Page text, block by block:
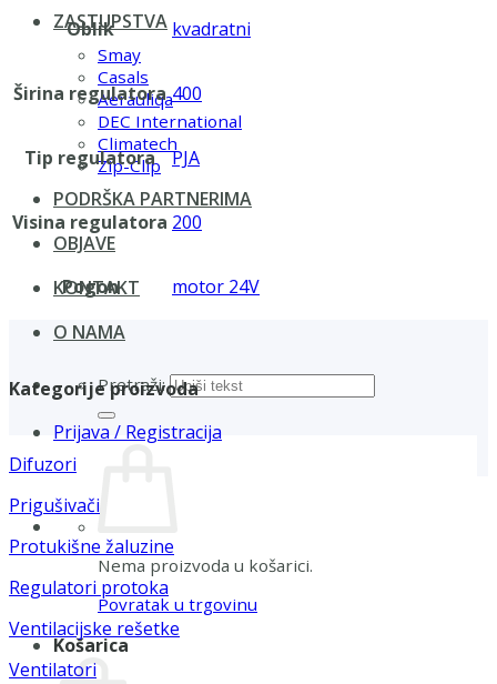
ZASTUPSTVA
Smay
Casals
Aerauliqa
DEC International
Climatech
Zip-Clip
PODRŠKA PARTNERIMA
OBJAVE
KONTAKT
O NAMA
Pretraži:
Prijava / Registracija
Nema proizvoda u košarici.
Povratak u trgovinu
Košarica
Oblik kvadratni
Širina regulatora 400
Tip regulatora PJA
Visina regulatora 200
Pogon motor 24V
Kategorije proizvoda
Difuzori
Prigušivači
Protukišne žaluzine
Regulatori protoka
Ventilacijske rešetke
Ventilatori